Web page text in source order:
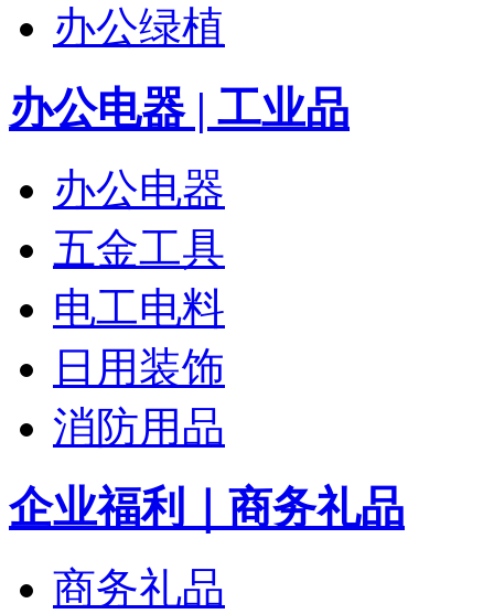
办公绿植
办公电器 | 工业品
办公电器
五金工具
电工电料
日用装饰
消防用品
企业福利｜商务礼品
商务礼品